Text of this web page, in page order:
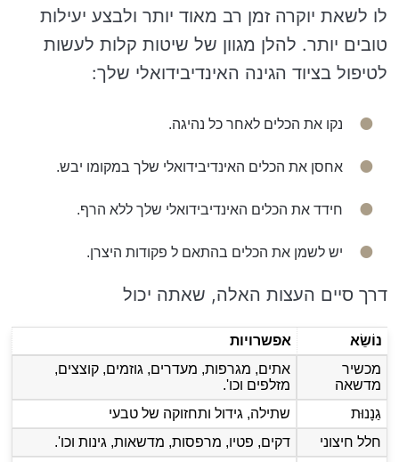
לו לשאת יוקרה זמן רב מאוד יותר ולבצע יעילות
טובים יותר. להלן מגוון של שיטות קלות לעשות
לטיפול בציוד הגינה האינדיבידואלי שלך:
נקו את הכלים לאחר כל נהיגה.
אחסן את הכלים האינדיבידואלי שלך במקומו יבש.
חידד את הכלים האינדיבידואלי שלך ללא הרף.
יש לשמן את הכלים בהתאם ל פקודות היצרן.
דרך סיים העצות האלה, שאתה יכול
נוֹשֵׂא
אפשרויות
מכשיר
מדשאה
אתים, מגרפות, מעדרים, גוזמים, קוצצים,
מזלפים וכו'.
גַנָנוּת
שתילה, גידול ותחזוקה של טבעי
חלל חיצוני
דקים, פטיו, מרפסות, מדשאות, גינות וכו'.